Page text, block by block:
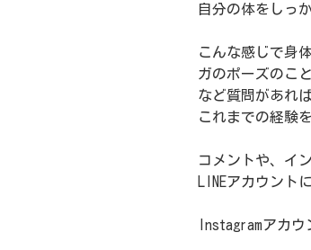
自分の体をしっ
こんな感じで身
ガのポーズのこ
など質問があれ
これまでの経験
コメントや、イ
LINEアカウント
Instagramアカ